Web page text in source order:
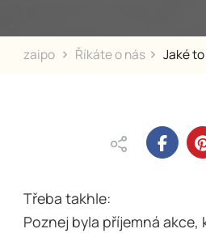
zaipo Říkáte o nás Jaké
Třeba takhle:
Poznej byla příjemná akce,